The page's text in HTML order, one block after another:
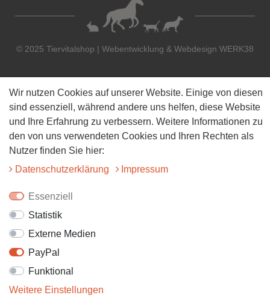
© 2025 Tiervitalshop | Webentwicklung & Webdesign WERK38
Wir nutzen Cookies auf unserer Website. Einige von diesen
sind essenziell, während andere uns helfen, diese Website
und Ihre Erfahrung zu verbessern. Weitere Informationen zu
den von uns verwendeten Cookies und Ihren Rechten als
Nutzer finden Sie hier:
Daten­schutz­erklärung
Impressum
Essenziell
Statistik
Externe Medien
PayPal
Funktional
Weitere Einstellungen